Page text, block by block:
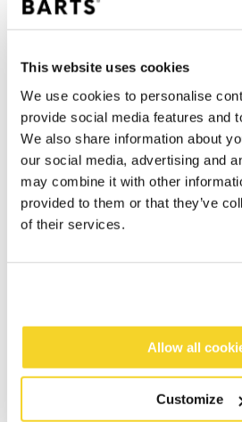
This website uses cookies
We use cookies to personalise
provide social media features and
We also share information about
our social media, advertising and
may combine it with other
provided to them or that they’ve
of their services.
Allow all
Customize
One Size
KLEURlight blue
IN
Binnen 30 dagen retourneren